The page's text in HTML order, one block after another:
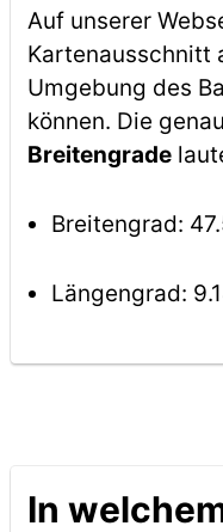
Auf unserer
Kartenausschnitt
Umgebung des
können. Die
Breitengrade
Breitengrad:
Längengrad:
In